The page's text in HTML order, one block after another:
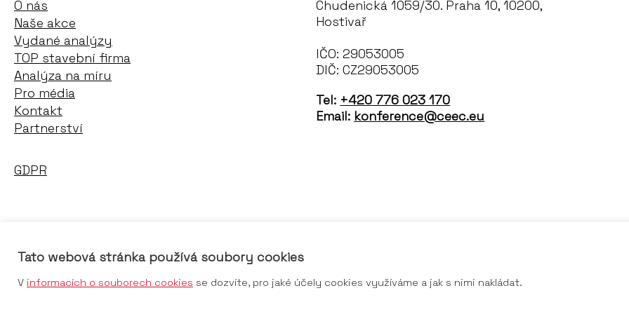
O nás
Naše akce
Vydané analýzy
TOP stavební firma
Analýza na míru
Pro média
Kontakt
Partnerství
GDPR
Chudenická 1059/30. Praha 10, 10200,
Hostivař
IČO: 29053005
DIČ: CZ29053005
Tel: +420 776 023 170
Email: konference@ceec.eu
© 2026 CEEC Research s.r.o., všechna práva vyhrazena
Tato webová stránka používá soubory cookies
V informacích o souborech cookies se dozvíte, pro jaké účely cookies využíváme a jak s nimi nakládat.